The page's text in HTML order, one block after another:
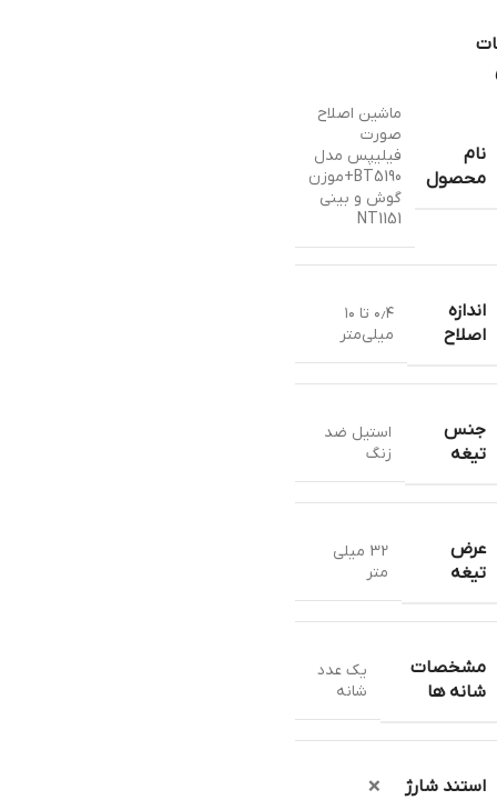
نام
محصول
ماشین اصلاح
صورت
فیلیپس مدل
BT5190+موزن
گوش و بینی
NT1151
اندازه
اصلاح
۰٫۴ تا ۱۰
میلی‌متر
جنس
تیغه
استيل ضد
زنگ
عرض
تیغه
32 میلی
متر
مشخصات
شانه ها
یک عدد
شانه
استند شارژ ❌